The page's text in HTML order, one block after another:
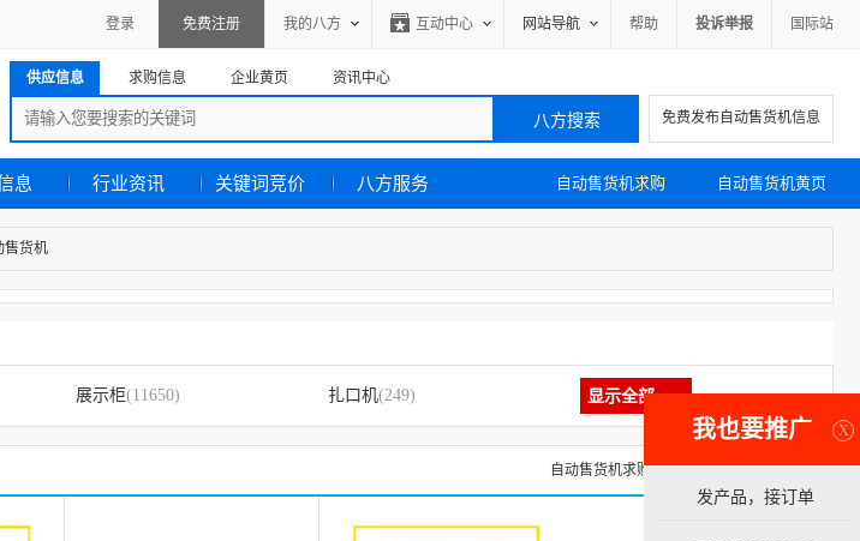
登录 免费注册 我的八方 互动中心 网站导航 帮助 投诉举报 国际站
免费发布自动售货机信息
供应信息 求购信息 企业黄页 资讯中心
息 行业资讯 关键词竞价 八方服务 自动售货机黄页
自动售货机求购
售货机
展示柜(11650) 扎口机(249) 显示全部
自动售货机求购信息 自动售货机黄页
X
我也要推广
发产品，接订单